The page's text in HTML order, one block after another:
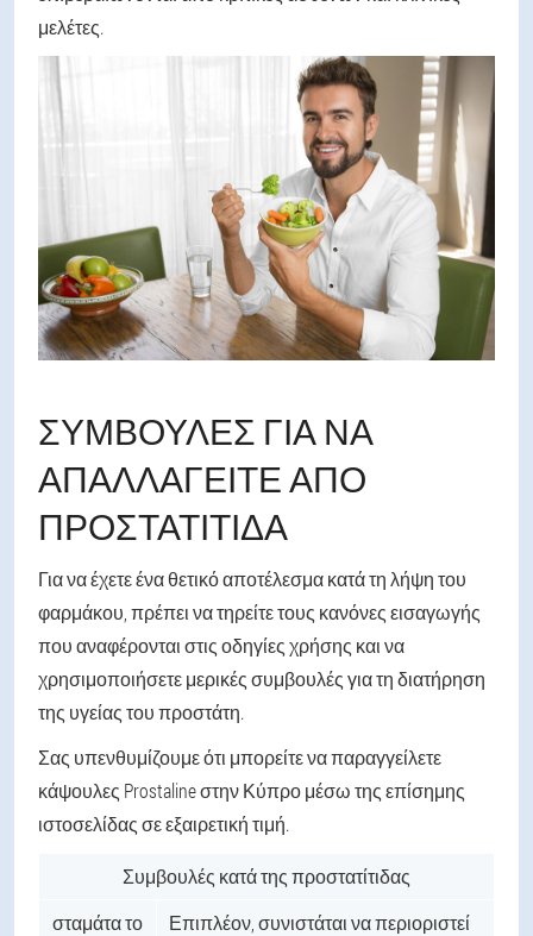
μελέτες.
ΣΥΜΒΟΥΛΈΣ ΓΙΑ ΝΑ
ΑΠΑΛΛΑΓΕΊΤΕ ΑΠΌ
ΠΡΟΣΤΑΤΊΤΙΔΑ
Για να έχετε ένα θετικό αποτέλεσμα κατά τη λήψη του
φαρμάκου, πρέπει να τηρείτε τους κανόνες εισαγωγής
που αναφέρονται στις οδηγίες χρήσης και να
χρησιμοποιήσετε μερικές συμβουλές για τη διατήρηση
της υγείας του προστάτη.
Σας υπενθυμίζουμε ότι μπορείτε να παραγγείλετε
κάψουλες Prostaline στην Κύπρο μέσω της επίσημης
ιστοσελίδας σε εξαιρετική τιμή.
Συμβουλές κατά της προστατίτιδας
σταμάτα το
Επιπλέον, συνιστάται να περιοριστεί